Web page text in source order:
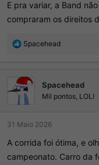
E pra variar, a Band
compraram os direitos
R
ç
õ
e
s
Spacehead
Spacehead
Mil pontos, LOL!
31 Maio 2026
A corrida foi ótima, e
campeonato. Carro da